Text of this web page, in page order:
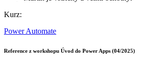
Kurz:
Power Automate
Reference z workshopu Úvod do Power Apps (04/2025)